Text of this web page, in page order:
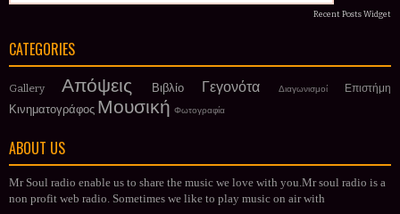
Recent Posts Widget
CATEGORIES
Gallery Απόψεις Βιβλίο Γεγονότα Διαγωνισμοί Επιστήμη
Κινηματογράφος Μουσική Φωτογραφία
ABOUT US
Mr Soul radio enable us to share the music we love with you.Mr soul radio is a
non profit web radio. Sometimes we like to play music on air with